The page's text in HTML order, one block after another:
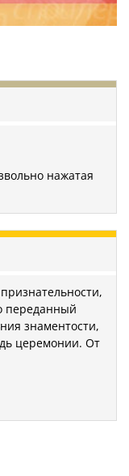
нажатая
переданный
знаментости,
церемонии. От